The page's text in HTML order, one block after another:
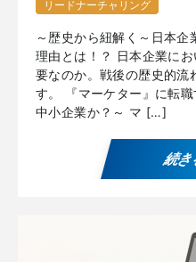
リードナーチャリング
～歴史から紐解く～日本
理由とは！？ 日本企業に
要なのか。戦後の歴史的流
す。 『マーケター』に転
中小企業か？～ マ […]
続き